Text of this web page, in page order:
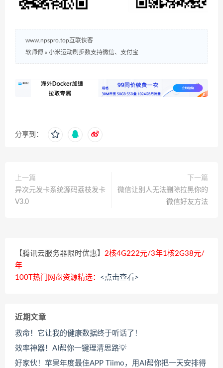
www.npspro.top互联侠客
软师傅 » 小米运动刷步数支持微信、支付宝
分享到：
上一篇
异次元发卡系统源码荔枝发卡
V3.0
下一篇
微信让别人无法删除拉黑你的
微信好友方法
【腾讯云服务器限时优惠】 2核4G222元/3年1核2G38元/
年
100T热门网盘资源精选： <点击查看>
近期文章
救命！它让我的健康数据终于听话了！
效率神器！AI帮你一键理清思路💡
好家伙！苹果年度最佳APP Tiimo，用AI帮你把一天安排得